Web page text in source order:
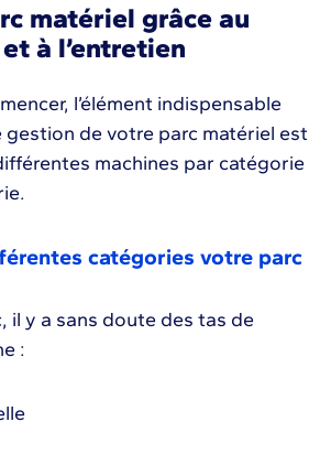
matériel grâce au
à l’entretien
l’élément indispensable
gestion de votre parc matériel est
machines par catégorie
catégories votre parc
il y a sans doute des tas de
: